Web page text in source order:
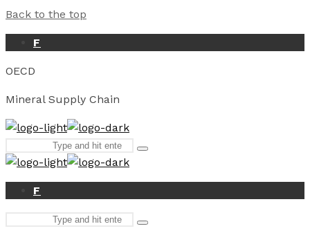
Back to the top
F
OECD
Mineral Supply Chain
for:
Type
enter
F
Type